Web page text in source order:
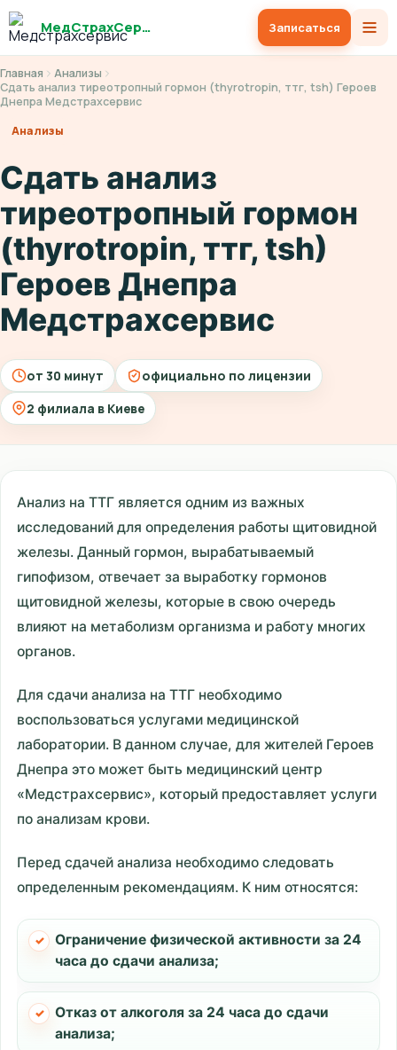
МедСтрахСервис Записаться
Главная
Анализы
Сдать анализ тиреотропный гормон (thyrotropin, ттг, tsh) Героев
Днепра Медстрахсервис
Анализы
Сдать анализ
тиреотропный гормон
(thyrotropin, ттг, tsh)
Героев Днепра
Медстрахсервис
от 30 минут
официально по лицензии
2 филиала в Киеве
Анализ на ТТГ является одним из важных
исследований для определения работы щитовидной
железы. Данный гормон, вырабатываемый
гипофизом, отвечает за выработку гормонов
щитовидной железы, которые в свою очередь
влияют на метаболизм организма и работу многих
органов.
Для сдачи анализа на ТТГ необходимо
воспользоваться услугами медицинской
лаборатории. В данном случае, для жителей Героев
Днепра это может быть медицинский центр
«Медстрахсервис», который предоставляет услуги
по анализам крови.
Перед сдачей анализа необходимо следовать
определенным рекомендациям. К ним относятся:
Ограничение физической активности за 24
часа до сдачи анализа;
Отказ от алкоголя за 24 часа до сдачи
анализа;